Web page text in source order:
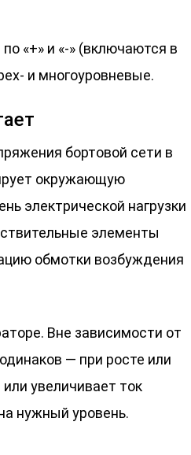
«+» и «-» (включаются в
и многоуровневые.
бортовой сети в
окружающую
электрической нагрузки
элементы
обмотки возбуждения
Вне зависимости от
— при росте или
увеличивает ток
нужный уровень.